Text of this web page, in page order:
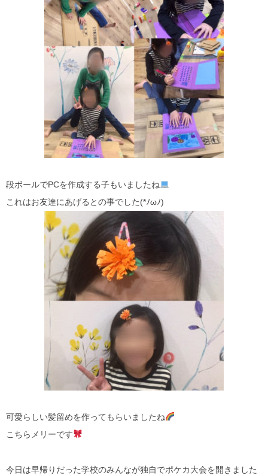
段ボールでPCを作成する子もいましたね
これはお友達にあげるとの事でした(*ﾉωﾉ)
可愛らしい髪留めを作ってもらいましたね
こちらメリーです
今日は早帰りだった学校のみんなが独自でポケカ大会を開きました